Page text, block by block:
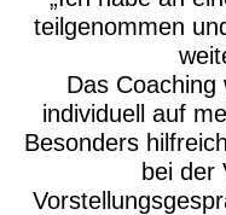
teilgenommen
Das Coaching
individuell auf
Besonders
bei der